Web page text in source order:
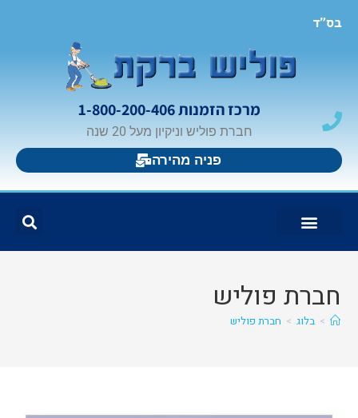
בס"ד
מרכז הזמנות 1-800-200-406
חברת פוליש וניקיון מעל 20 שנה
פניה מהירה
חברת פוליש
> בלוג > חברת פוליש